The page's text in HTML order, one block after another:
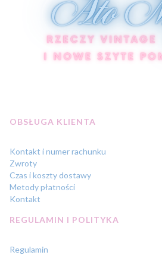
Linki w stopce
OBSŁUGA KLIENTA
Kontakt i numer rachunku
Zwroty
Czas i koszty dostawy
Metody płatności
Kontakt
REGULAMIN I POLITYKA
Regulamin